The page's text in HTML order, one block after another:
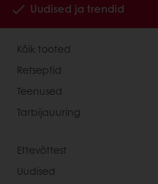
Uudised ja trendid
Kõik tooted
Retseptid
Teenused
Tarbijauuring
Ettevõttest
Uudised